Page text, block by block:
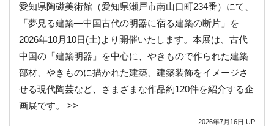
愛知県陶磁美術館（愛知県瀬戸市南山口町234番）にて、
「夢見る建築―中国古代の明器に宿る建築の断片」を
2026年10月10日(土)より開催いたします。本展は、古代
中国の「建築明器」を中心に、やきもので作られた建築
部材、やきものに描かれた建築、建築装飾をイメージさ
せる現代陶芸など、さまざまな作品約120件を紹介する企
画展です。 >>
2026年7月16日 UP